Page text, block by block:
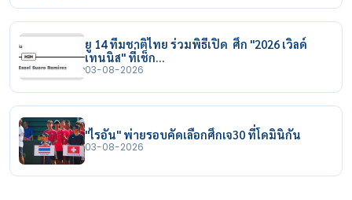
ยู 14 ทีมชาติไทย ร่วมพิธีเปิด ศึก "2026 เวิลด์
เทนนิส" ที่เช็ก…
03-08-2026
"ไรอัน" พ่ายรอบคัดเลือกศึกเจ30 ที่โดมินิกัน
03-08-2026